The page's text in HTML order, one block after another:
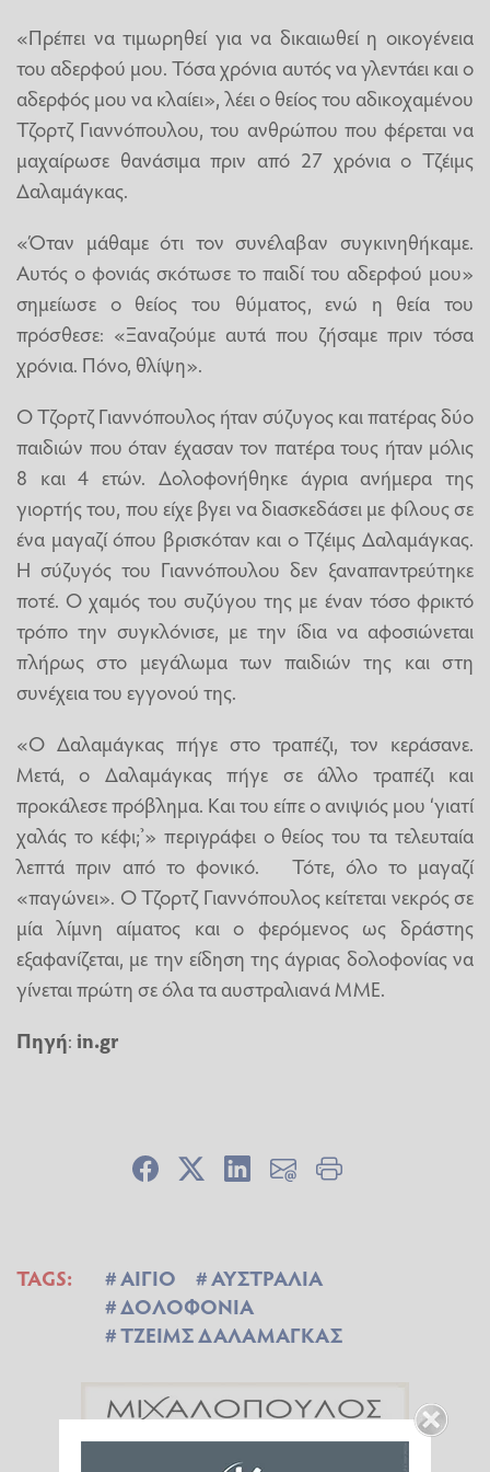
«Πρέπει να τιμωρηθεί για να δικαιωθεί η οικογένεια
του αδερφού μου. Τόσα χρόνια αυτός να γλεντάει και ο
αδερφός μου να κλαίει», λέει ο θείος του αδικοχαμένου
Τζορτζ Γιαννόπουλου, του ανθρώπου που φέρεται να
μαχαίρωσε θανάσιμα πριν από 27 χρόνια ο Τζέιμς
Δαλαμάγκας.
«Όταν μάθαμε ότι τον συνέλαβαν συγκινηθήκαμε.
Αυτός ο φονιάς σκότωσε το παιδί του αδερφού μου»
σημείωσε ο θείος του θύματος, ενώ η θεία του
πρόσθεσε: «Ξαναζούμε αυτά που ζήσαμε πριν τόσα
χρόνια. Πόνο, θλίψη».
Ο Τζορτζ Γιαννόπουλος ήταν σύζυγος και πατέρας δύο
παιδιών που όταν έχασαν τον πατέρα τους ήταν μόλις
8 και 4 ετών. Δολοφονήθηκε άγρια ανήμερα της
γιορτής του, που είχε βγει να διασκεδάσει με φίλους σε
ένα μαγαζί όπου βρισκόταν και ο Τζέιμς Δαλαμάγκας.
Η σύζυγός του Γιαννόπουλου δεν ξαναπαντρεύτηκε
ποτέ. Ο χαμός του συζύγου της με έναν τόσο φρικτό
τρόπο την συγκλόνισε, με την ίδια να αφοσιώνεται
πλήρως στο μεγάλωμα των παιδιών της και στη
συνέχεια του εγγονού της.
«Ο Δαλαμάγκας πήγε στο τραπέζι, τον κεράσανε.
Μετά, ο Δαλαμάγκας πήγε σε άλλο τραπέζι και
προκάλεσε πρόβλημα. Και του είπε ο ανιψιός μου ‘γιατί
χαλάς το κέφι;’» περιγράφει ο θείος του τα τελευταία
λεπτά πριν από το φονικό. Τότε, όλο το μαγαζί
«παγώνει». Ο Τζορτζ Γιαννόπουλος κείτεται νεκρός σε
μία λίμνη αίματος και ο φερόμενος ως δράστης
εξαφανίζεται, με την είδηση της άγριας δολοφονίας να
γίνεται πρώτη σε όλα τα αυστραλιανά ΜΜΕ.
Πηγή:in.gr
TAGS: ΑΙΓΙΟ
ΑΥΣΤΡΑΛΙΑ
ΔΟΛΟΦΟΝΙΑ
ΤΖΕΙΜΣ ΔΑΛΑΜΑΓΚΑΣ